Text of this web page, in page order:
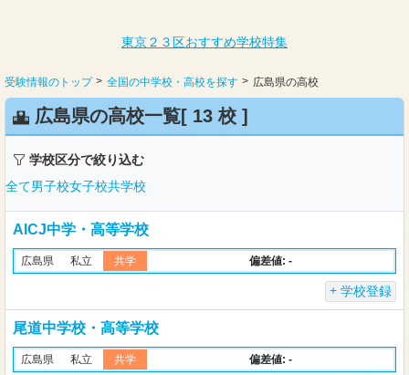
東京２３区おすすめ学校特集
受験情報のトップ 全国の中学校・高校を探す 広島県の高校
広島県の高校一覧[ 13 校 ]
学校区分で絞り込む
全て男子校女子校共学校
AICJ中学・高等学校
広島県 私立 共学 偏差値: -
学校登録
尾道中学校・高等学校
広島県 私立 共学 偏差値: -